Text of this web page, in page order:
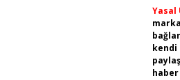
Yasal
kendi